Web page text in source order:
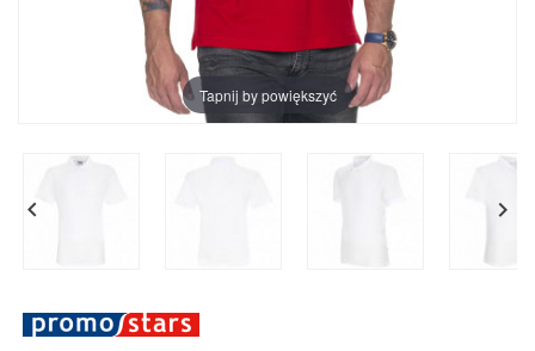
Tapnij by powiększyć
 